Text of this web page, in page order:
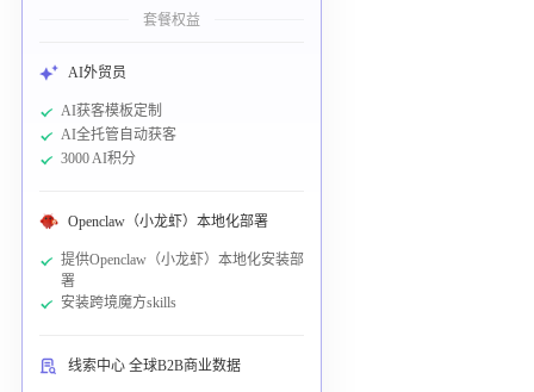
套餐权益
AI外贸员
AI获客模板定制
AI全托管自动获客
3000 AI积分
Openclaw（小龙虾）本地化部署
提供Openclaw（小龙虾）本地化安装部
署
安装跨境魔方skills
线索中心 全球B2B商业数据